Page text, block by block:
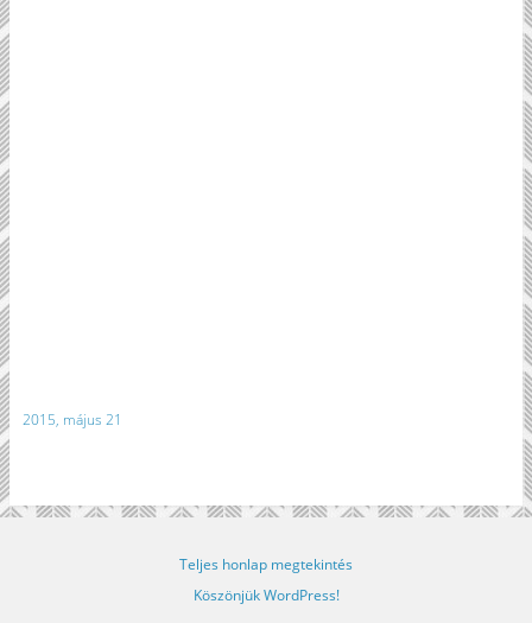
2015, május 21
Teljes honlap megtekintés
Köszönjük WordPress!